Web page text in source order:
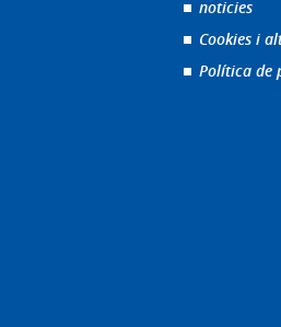
noticies
Cookies i
Política de